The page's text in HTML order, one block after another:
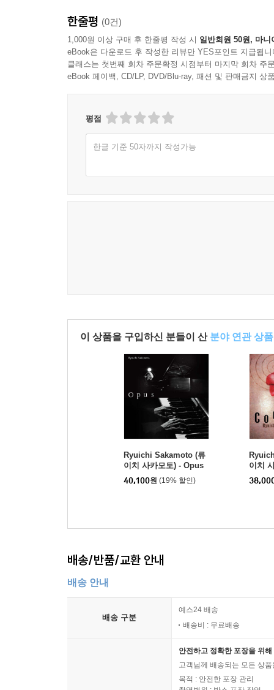
한줄평 (0건)
1,000원 이상 구매 후 한줄평 작성 시 일반회원 50원, 마니
eBook은 다운로드 후 작성한 리뷰만 YES포인트 지급됩니
클래스는 첫번째 회차 주문확정 시점부터 마지막 회차 주
eBook 페이백, CD/LP, DVD/Blu-ray, 패션 및 판매금지 상
평점
한글 기준 50자까지 작성가능
이 상품을 구입하신 분들이 산 분야 연관 상품
Ryuichi Sakamoto (류
이치 사카모토) - Opus
40,100원 (19% 할인)
이치
배송/반품/교환 안내
배송 안내
배송 구분
예스24 배송
배송비 : 무료배송
안전하고 정확한 포장을 위
고객님께 배송되는 모든 상
목적 : 안전한 포장 관리